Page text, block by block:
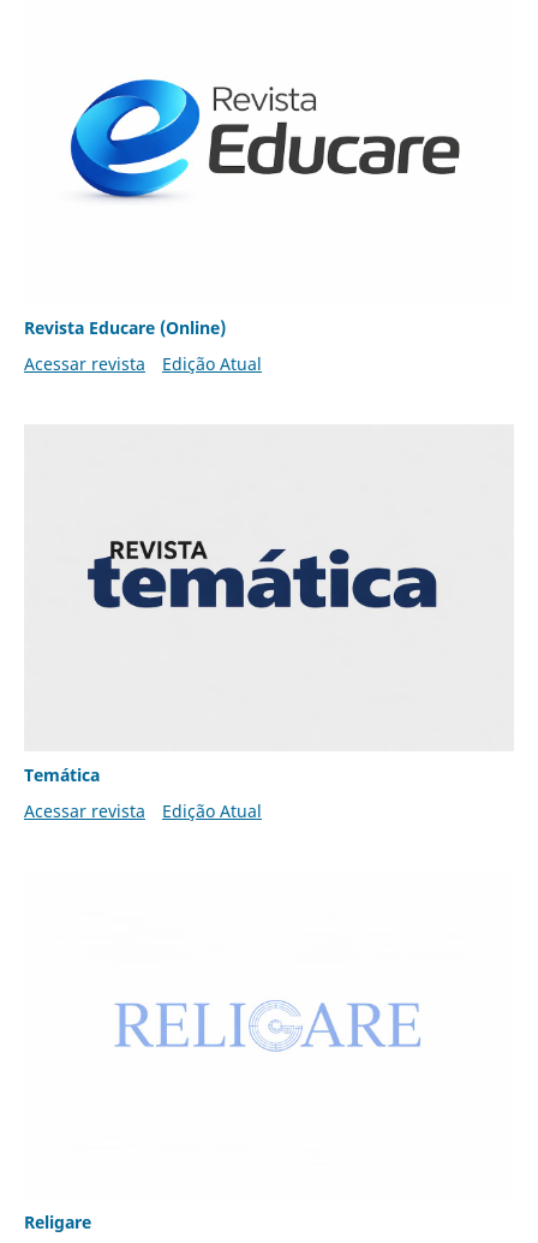
Revista Educare (Online)
Acessar revista
Edição Atual
Temática
Acessar revista
Edição Atual
Religare